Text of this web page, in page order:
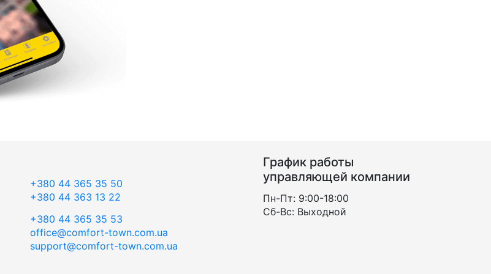
+380 44 365 35 50
+380 44 363 13 22
+380 44 365 35 53
office@comfort-town.com.ua
support@comfort-town.com.ua
График работы
управляющей компании
Пн-Пт: 9:00-18:00
Сб-Вс: Выходной